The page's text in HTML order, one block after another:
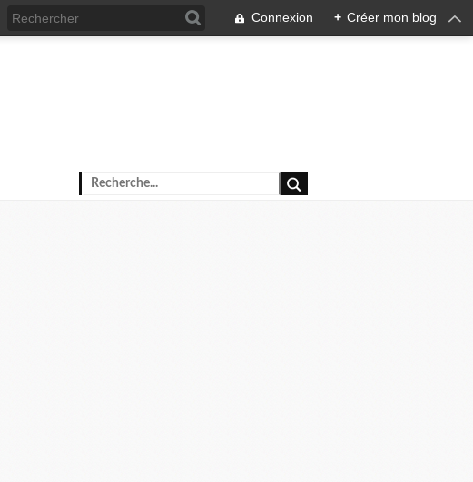
Connexion + Créer mon blog